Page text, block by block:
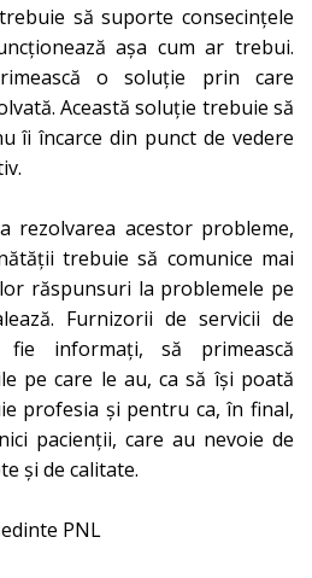
să suporte consecințele
așa cum ar trebui.
o soluție prin care
Această soluție trebuie să
îi încarce din punct de vedere
rezolvarea acestor probleme,
trebuie să comunice mai
răspunsuri la problemele pe
Furnizorii de servicii de
informați, să primească
pe care le au, ca să își poată
profesia și pentru ca, în final,
pacienții, care au nevoie de
și de calitate.
PNL